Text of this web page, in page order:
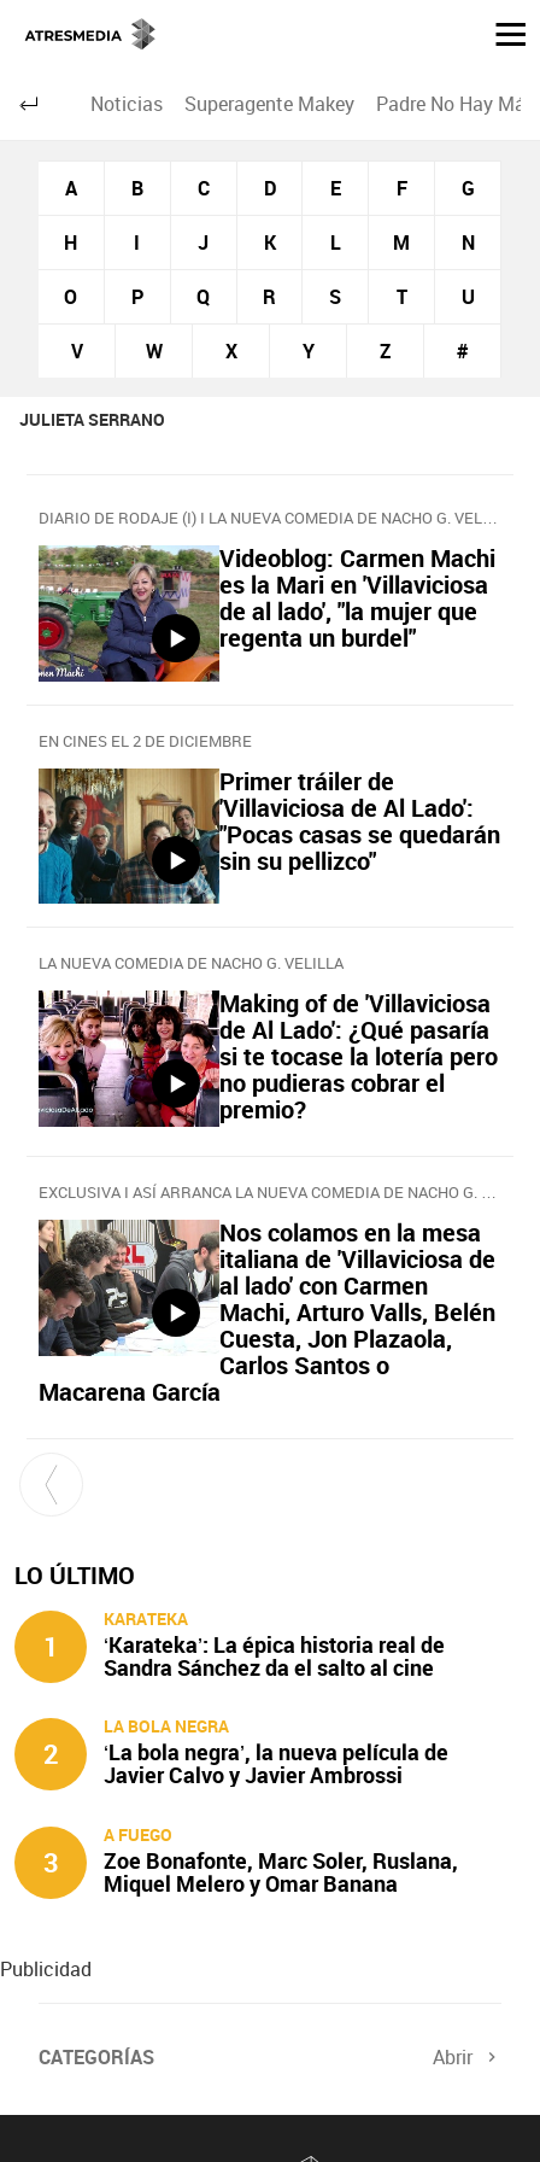
Noticias Superagente Makey Padre No Hay
A B C D E F G
H I J K L M N
O P Q R S T U
V W X Y Z #
JULIETA SERRANO
DIARIO DE RODAJE (I) I LA NUEVA COMEDIA DE NACHO G. VELILLA
Videoblog: Carmen Machi
es la Mari en 'Villaviciosa
de al lado', "la mujer que
regenta un burdel"
EN CINES EL 2 DE DICIEMBRE
Primer tráiler de
'Villaviciosa de Al Lado':
"Pocas casas se quedarán
sin su pellizco"
LA NUEVA COMEDIA DE NACHO G. VELILLA
Making of de 'Villaviciosa
de Al Lado': ¿Qué pasaría
si te tocase la lotería pero
no pudieras cobrar el
premio?
EXCLUSIVA I ASÍ ARRANCA LA NUEVA COMEDIA DE NACHO G. VELILLA
Nos colamos en la mesa
italiana de 'Villaviciosa de
al lado' con Carmen
Machi, Arturo Valls, Belén
Cuesta, Jon Plazaola,
Carlos Santos o
Macarena García
LO ÚLTIMO
1
KARATEKA
‘Karateka’: La épica historia real de
Sandra Sánchez da el salto al cine
2
LA BOLA NEGRA
‘La bola negra’, la nueva película de
Javier Calvo y Javier Ambrossi
3
A FUEGO
Zoe Bonafonte, Marc Soler, Ruslana,
Miquel Melero y Omar Banana
protagonizan ‘A fuego’
Publicidad
CATEGORÍAS Abrir